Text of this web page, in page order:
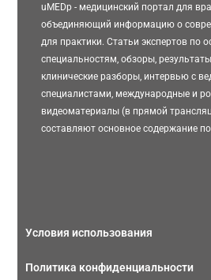
uMEDp - медицинский портал для
объединяющий информацию о
для практики. Статьи экспертов по
специальностям, обзоры,
клинические разборы, интервью с
специалистами, международные и
видеоматериалы (в прямой
составляют основное содержание
Условия использования
Политика конфиденциальности